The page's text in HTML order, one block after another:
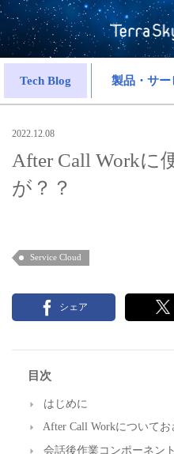
Tech Blog 製品・サー
2022.12.08
After Call Workに
が？？
Service Cloud
シェア
目次
はじめに
After Call Workについてお
会話後作業コンポーネント